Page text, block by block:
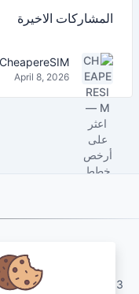
المشاركات الاخيرة
April 8, 2026
made by KAKHA13